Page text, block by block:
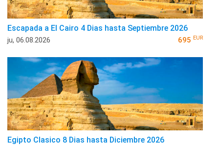
Escapada a El Cairo 4 Dias hasta Septiembre 2026
ju, 06.08.2026 695 EUR
Egipto Clasico 8 Dias hasta Diciembre 2026